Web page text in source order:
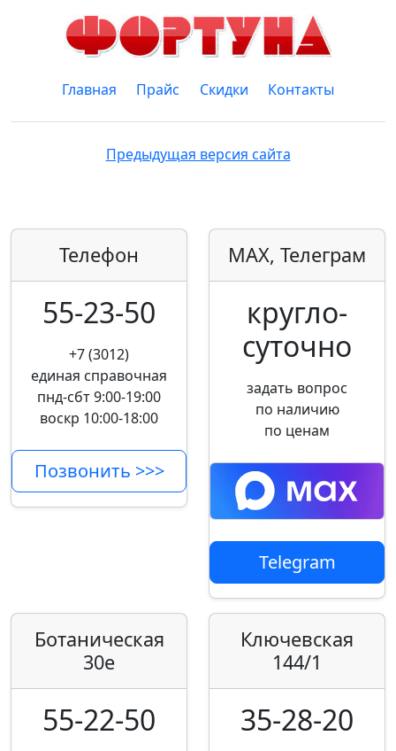
Главная Прайс Скидки Контакты
Предыдущая версия сайта
Телефон
55-23-50
+7 (3012)
единая справочная
пнд-сбт 9:00-19:00
воскр 10:00-18:00
Позвонить >>>
MAX, Телеграм
кругло­
суточно
задать вопрос
по наличию
по ценам
Telegram
Ботаническая
30е
55-22-50
Ключевская
144/1
35-28-20